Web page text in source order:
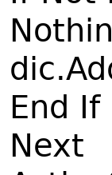
End If
Next